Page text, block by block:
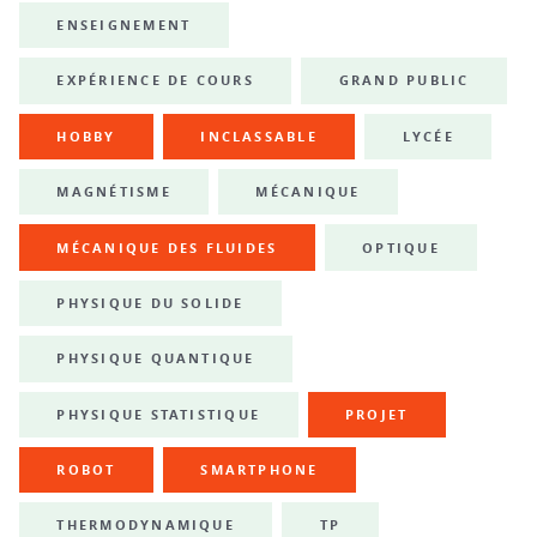
ENSEIGNEMENT
EXPÉRIENCE DE COURS GRAND PUBLIC
HOBBY INCLASSABLE LYCÉE
MAGNÉTISME MÉCANIQUE
MÉCANIQUE DES FLUIDES OPTIQUE
PHYSIQUE DU SOLIDE
PHYSIQUE QUANTIQUE
PHYSIQUE STATISTIQUE PROJET
ROBOT SMARTPHONE
THERMODYNAMIQUE TP